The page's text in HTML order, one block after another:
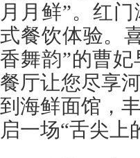
月月鲜”。红
式餐饮体验。
香舞韵”的曹
餐厅让您尽享
到海鲜面馆，
启一场“舌尖上